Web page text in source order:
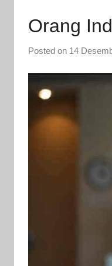
Orang
Posted on 14